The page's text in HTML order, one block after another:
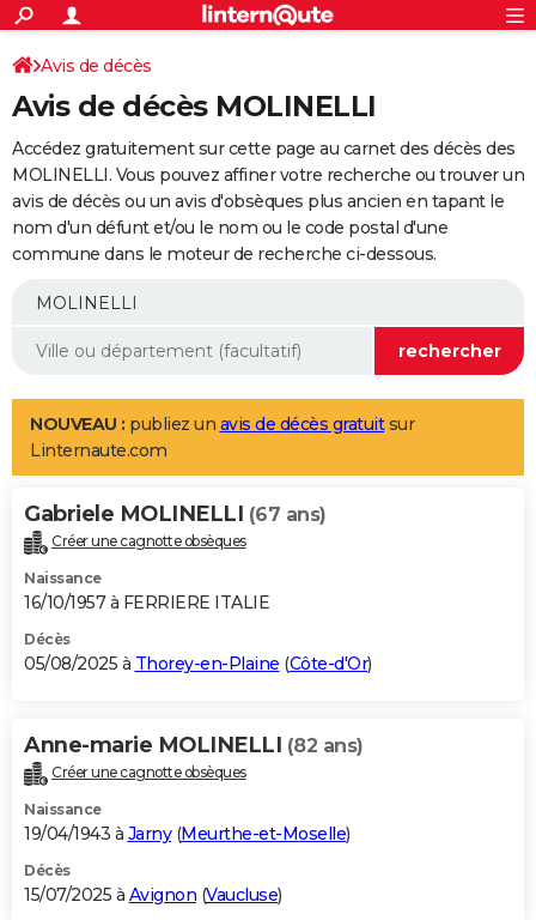
ACTUALITÉS
Politique
Société
Faits Divers
Education
Monde
Villes
+
SPORT
Coupe du monde 2026
Football
Tennis
Cyclisme
Rugby
Forum
Programme TV
TNT
Streaming
Cinéma
Sorties cinéma
Musique
+
FINANCE
Retraite
Epargne
Immobilier
Risques naturels par ville
Banque
Assurance
AUTO
Essais
Réserver un essai
Citadines
Berlines
SUV
Forum auto
+
Mobiles
Meilleur smartphone
Internet
Ordinateurs
Jeux vidéo
Guide high-tech
Aménagement intérieur
LIFESTYLE
Art de vivre
Bien-être
Loisirs
Mode
Modes de vie
Alimentation
Guide de la santé
Maladies
Médicaments
Sommeil
VOYAGE
Destinations
City break
Voyage nature
Voyage de noces
Forum
Climat
+PHOTO
GUIDES D'ACHAT
BONS PLANS
Carte de Noël
Carte Bonne année
Carte Saint-Valentin
Carte Pâques
Carte d'anniversaire
DICTIONNAIRE
Dictionnaire
Biographies
Citations
Expressions
Proverbes
PROGRAMME TV
S'inscrire
Se connecter
Lycées
Collèges
Primaires
Universités
Entreprises
Service militaire
Avis de recherche
AVIS DE DÉCÈS
Avis de décès
Avis de décès MOLINELLI
Accédez gratuitement sur cette page au carnet des décès des
MOLINELLI. Vous pouvez affiner votre recherche ou trouver un
avis de décès ou un avis d'obsèques plus ancien en tapant le
nom d'un défunt et/ou le nom ou le code postal d'une
commune dans le moteur de recherche ci-dessous.
NOUVEAU : publiez un avis de décès gratuitsur
Linternaute.com
Gabriele MOLINELLI (67 ans)
Créer une cagnotte obsèques
Naissance
16/10/1957 à FERRIERE ITALIE
Décès
05/08/2025 à Thorey-en-Plaine (Côte-d'Or)
Anne-marie MOLINELLI (82 ans)
Créer une cagnotte obsèques
Naissance
19/04/1943 à Jarny(Meurthe-et-Moselle)
Décès
15/07/2025 à Avignon (Vaucluse)